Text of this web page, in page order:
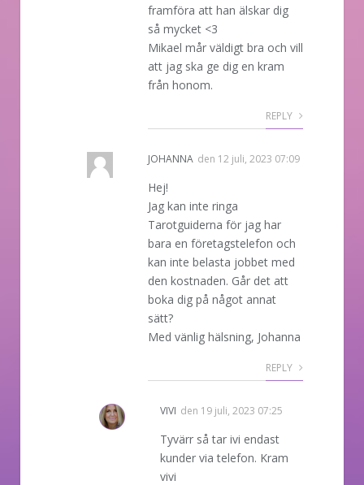
framföra att han älskar dig
så mycket <3
Mikael mår väldigt bra och vill
att jag ska ge dig en kram
från honom.
REPLY
JOHANNA den 12 juli, 2023 07:09
Hej!
Jag kan inte ringa
Tarotguiderna för jag har
bara en företagstelefon och
kan inte belasta jobbet med
den kostnaden. Går det att
boka dig på något annat
sätt?
Med vänlig hälsning, Johanna
REPLY
VIVI den 19 juli, 2023 07:25
Tyvärr så tar ivi endast
kunder via telefon. Kram
vivi